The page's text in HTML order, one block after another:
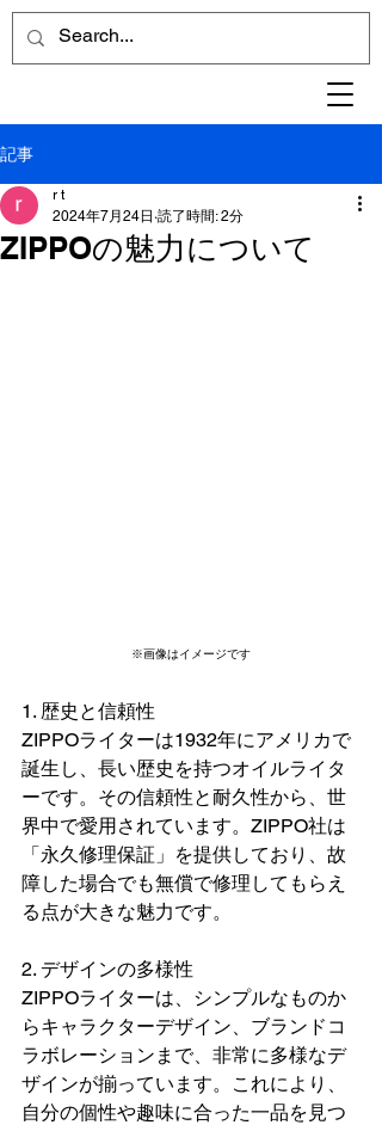
記事
ZIPPOの魅力について
r t
2024年7月24日 読了時間: 2分
※画像はイメージです
1. 歴史と信頼性
ZIPPOライターは1932年にアメリカで
誕生し、長い歴史を持つオイルライタ
ーです。その信頼性と耐久性から、世
界中で愛用されています。ZIPPO社は
「永久修理保証」を提供しており、故
障した場合でも無償で修理してもらえ
る点が大きな魅力です。
2. デザインの多様性
ZIPPOライターは、シンプルなものか
らキャラクターデザイン、ブランドコ
ラボレーションまで、非常に多様なデ
ザインが揃っています。これにより、
自分の個性や趣味に合った一品を見つ